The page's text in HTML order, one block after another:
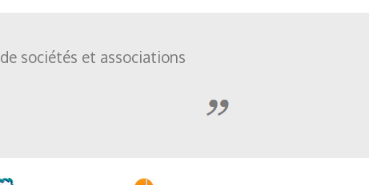
sociétés et associations